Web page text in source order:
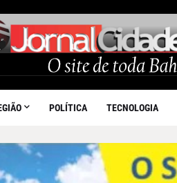
POLÍTICA TECNOLOGIA